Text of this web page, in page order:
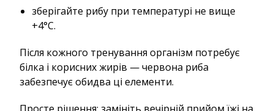
зберігайте рибу при температурі не вище
+4°C.
Після кожного тренування організм потребує
білка і корисних жирів — червона риба
забезпечує обидва ці елементи.